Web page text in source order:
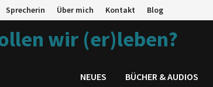
Sprecherin Über mich Kontakt Blog
wir (er)leben?
NEUES BÜCHER & AUDIOS